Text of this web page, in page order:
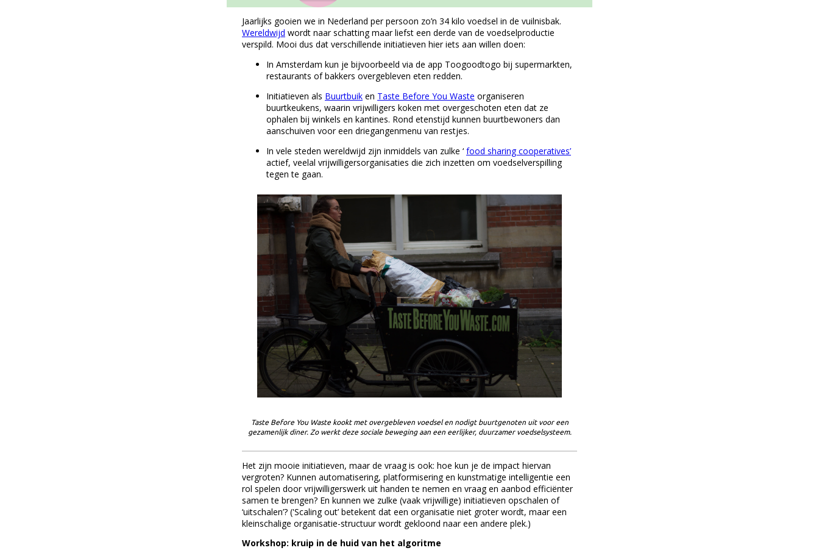
Jaarlijks gooien we in Nederland per persoon zo’n 34 kilo voedsel in de vuilnisbak.
Wereldwijd wordt naar schatting maar liefst een derde van de voedselproductie
verspild. Mooi dus dat verschillende initiatieven hier iets aan willen doen:
In Amsterdam kun je bijvoorbeeld via de app Toogoodtogo bij supermarkten,
restaurants of bakkers overgebleven eten redden.
Initiatieven als Buurtbuik en Taste Before You Waste organiseren
buurtkeukens, waarin vrijwilligers koken met overgeschoten eten dat ze
ophalen bij winkels en kantines. Rond etenstijd kunnen buurtbewoners dan
aanschuiven voor een driegangenmenu van restjes.
In vele steden wereldwijd zijn inmiddels van zulke ‘ food sharing cooperatives’
actief, veelal vrijwilligersorganisaties die zich inzetten om voedselverspilling
tegen te gaan.
Taste Before You Waste kookt met overgebleven voedsel en nodigt buurtgenoten uit voor een
gezamenlijk diner. Zo werkt deze sociale beweging aan een eerlijker, duurzamer voedselsysteem.
Het zijn mooie initiatieven, maar de vraag is ook: hoe kun je de impact hiervan
vergroten? Kunnen automatisering, platformisering en kunstmatige intelligentie een
rol spelen door vrijwilligerswerk uit handen te nemen en vraag en aanbod efficiënter
samen te brengen? En kunnen we zulke (vaak vrijwillige) initiatieven opschalen of
‘uitschalen’? ('Scaling out’ betekent dat een organisatie niet groter wordt, maar een
kleinschalige organisatie-structuur wordt gekloond naar een andere plek.)
Workshop: kruip in de huid van het algoritme